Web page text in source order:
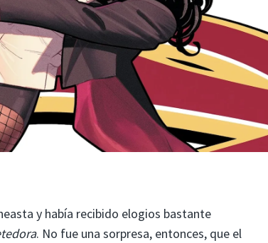
y había recibido elogios bastante
. No fue una sorpresa, entonces, que el